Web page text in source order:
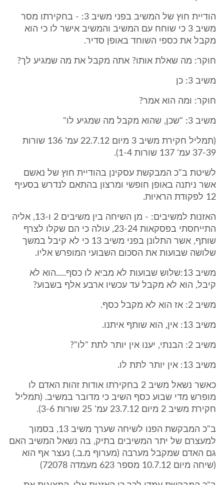
הודיית חוץ של המשיב בפני משיב 3: - בחקירתו מסר
משיב 3 כי שוחח עם המשיב והמשיב אישר לו כי הוא
מקבל את כספי השוחד באופן סדיר.
חוקר: מה שאלת אותו? אתה מקבל את מה שמגיע לך?
משיב 3: כן
חוקר: ומה הוא אמר?
משיב 3: "שכן, שהוא מקבל מה שמגיע לו"
(תמליל חקירת משיב 3 מיום 22.7.12 עמ' 136 שורות
37-39 עמ' 137 שורות 1-4).
לשיטת ב"כ המבקשת עסקינן בהודיית חוץ של נאשם
אשר ניתנה באופן חופשי ומרצון בהתאם לנדרש בסעיף
12 לפקודת הראיות.
האזנות למשיבים: - מן השיחה בין משיבים 2 ו-13, אליה
התייחסתי בפסקאות 23-24, עולה כי הם שקלו לצרף
שותף, אשר התלונן בפני משיב 13 כי לא קיבל במשך
שלושה שבועות את הסכום השבועי המופרש אליו.
משיב 13:שלוש שבועות לא מביא לו כסף.....הוא לא
קיבל, הוא לא מקבל עד עכשיו ארבע אלף בשבוע?
משיב 2: אז הוא לא מקבל כסף.
משיב 13: אין, הוא שותף איתנו.
משיב 2: הבנתי, יענו אין יותר לתת "לו"?
משיב 13: אין יותר לתת לו.
כאשר נשאל משיב 2 בחקירתו אודות זהות האדם לו
מופרש מדי שבוע כסף השיב כי מדובר במשיב. (תמליל
חקירת משיב 2 מיום 23.7.12 עמ' 25 שורות 3-6).
ב"כ המבקשת הפנו לשיחה שערך משיב 13, בסמוך
למעצרם של יתר המשיבים בתיק, בה נשאל המשיב האם
גם האדם שמקבל מערבה (מערוף מ.ב.) נעצר אף הוא
(שיחה מיום 10.7.12 מספר 623 מעמדה 72078)